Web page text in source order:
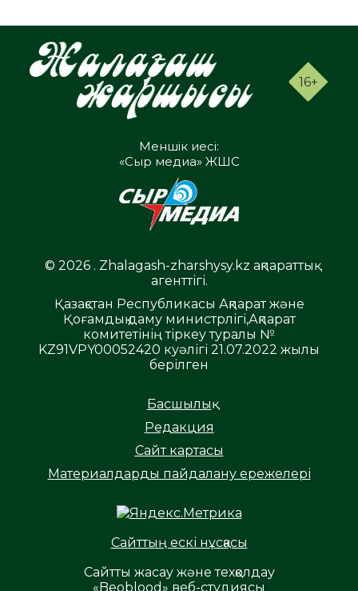
16+
Меншік иесі:
«Сыр медиа» ЖШС
© 2026 . Zhalagash-zharshysy.kz ақпараттық
агенттігі.
Қазақстан Республикасы Ақпарат және
Қоғамдық даму министрлігі,Ақпарат
комитетінің тіркеу туралы №
KZ91VPY00052420 куәлігі 21.07.2022 жылы
берілген
Басшылық
Редакция
Сайт картасы
Материалдарды пайдалану ережелері
Сайттың ескі нұсқасы
Сайтты жасау және техқолдау
«Beoblood» веб-студиясы